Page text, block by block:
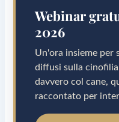
Webinar
2026
Un'ora insieme per
diffusi sulla
davvero col cane,
raccontato per